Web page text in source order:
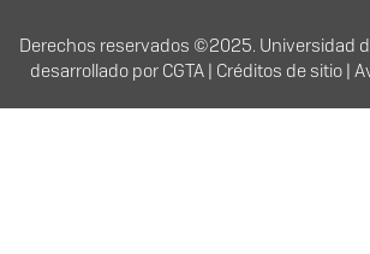
Derechos
Derechos reservados ©2025. Universidad
desarrollado por CGTA| Créditos de sitio|